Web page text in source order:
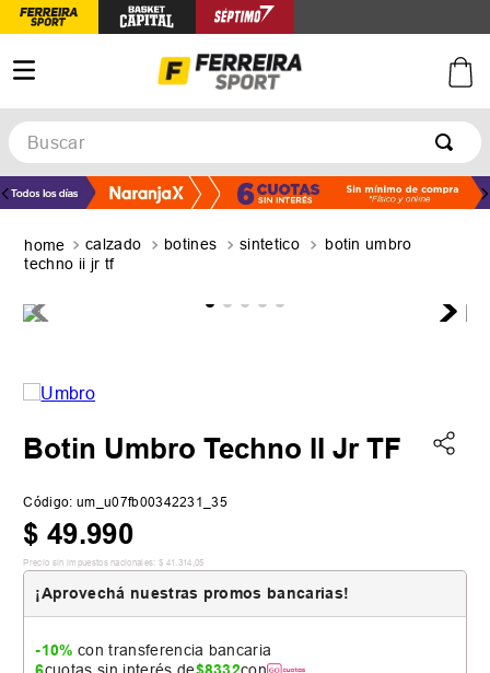
Buscar
calzado botines sintetico
botin umbro
techno ii jr tf
Botin Umbro Techno II Jr TF
Código: um_u07fb00342231_35
$ 49.990
Precio sin impuestos nacionales: $ 41 314 05
¡Aprovechá nuestras promos bancarias!
-10% con transferencia bancaria
TÉRMINOS MÁS BUSCADOS
2.
zapatillas